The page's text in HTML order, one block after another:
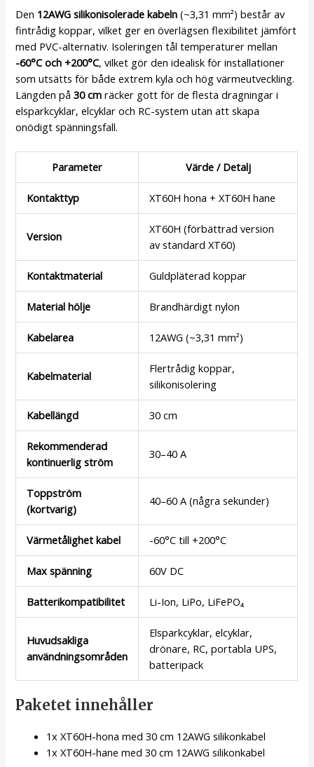
Den 12AWG silikonisolerade kabeln (~3,31 mm²) består av
fintrådig koppar, vilket ger en överlägsen flexibilitet jämfört
med PVC-alternativ. Isoleringen tål temperaturer mellan
-60°C och +200°C, vilket gör den idealisk för installationer
som utsätts för både extrem kyla och hög värmeutveckling.
Längden på30 cm räcker gott för de flesta dragningar i
elsparkcyklar, elcyklar och RC-system utan att skapa
onödigt spänningsfall.
Parameter Värde / Detalj
Kontakttyp XT60H hona + XT60H hane
Version
XT60H (förbättrad version
av standard XT60)
Kontaktmaterial Guldpläterad koppar
Material hölje Brandhärdigt nylon
Kabelarea 12AWG (~3,31 mm²)
Kabelmaterial
Flertrådig koppar,
silikonisolering
Kabellängd 30 cm
Rekommenderad
kontinuerlig ström
30–40 A
Toppström
(kortvarig)
40–60 A (några sekunder)
Värmetålighet kabel -60°C till +200°C
Max spänning 60V DC
Batterikompatibilitet Li-Ion, LiPo, LiFePO₄
Huvudsakliga
användningsområden
Elsparkcyklar, elcyklar,
drönare, RC, portabla UPS,
batteripack
Paketet innehåller
1x XT60H-hona med 30 cm 12AWG silikonkabel
1x XT60H-hane med 30 cm 12AWG silikonkabel